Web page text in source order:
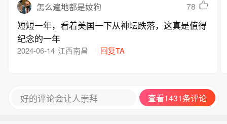
怎么遍地都是奻狗 78
短短一年，看着美国一下从神坛跌落，这真是值得
纪念的一年
2024-06-14 江西南昌 回复TA
好的评论会让人崇拜 查看1431条评论